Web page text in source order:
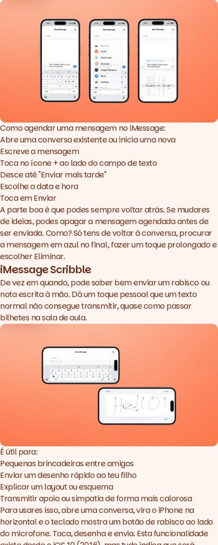
Como agendar uma mensagem no iMessage:
Abre uma conversa existente ou inicia uma nova
Escreve a mensagem
Toca no ícone + ao lado do campo de texto
Desce até "Enviar mais tarde"
Escolhe a data e hora
Toca em Enviar
A parte boa é que podes sempre voltar atrás. Se mudares
de ideias, podes apagar a mensagem agendada antes de
ser enviada. Como? Só tens de voltar à conversa, procurar
a mensagem em azul no final, fazer um toque prolongado e
escolher Eliminar.
iMessage Scribble
De vez em quando, pode saber bem enviar um rabisco ou
nota escrita à mão. Dá um toque pessoal que um texto
normal não consegue transmitir, quase como passar
bilhetes na sala de aula.
É útil para:
Pequenas brincadeiras entre amigos
Enviar um desenho rápido ao teu filho
Explicar um layout ou esquema
Transmitir apoio ou simpatia de forma mais calorosa
Para usares isso, abre uma conversa, vira o iPhone na
horizontal e o teclado mostra um botão de rabisco ao lado
do microfone. Toca, desenha e envia. Esta funcionalidade